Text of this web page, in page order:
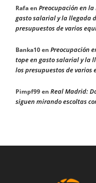
Rafaen Preocupación en
gasto salarial y la llegada
presupuestos de varios
Banka10en Preocupación
tope en gasto salarial y la
los presupuestos de varios
Pimpf99en Real Madrid:
siguen mirando escoltas